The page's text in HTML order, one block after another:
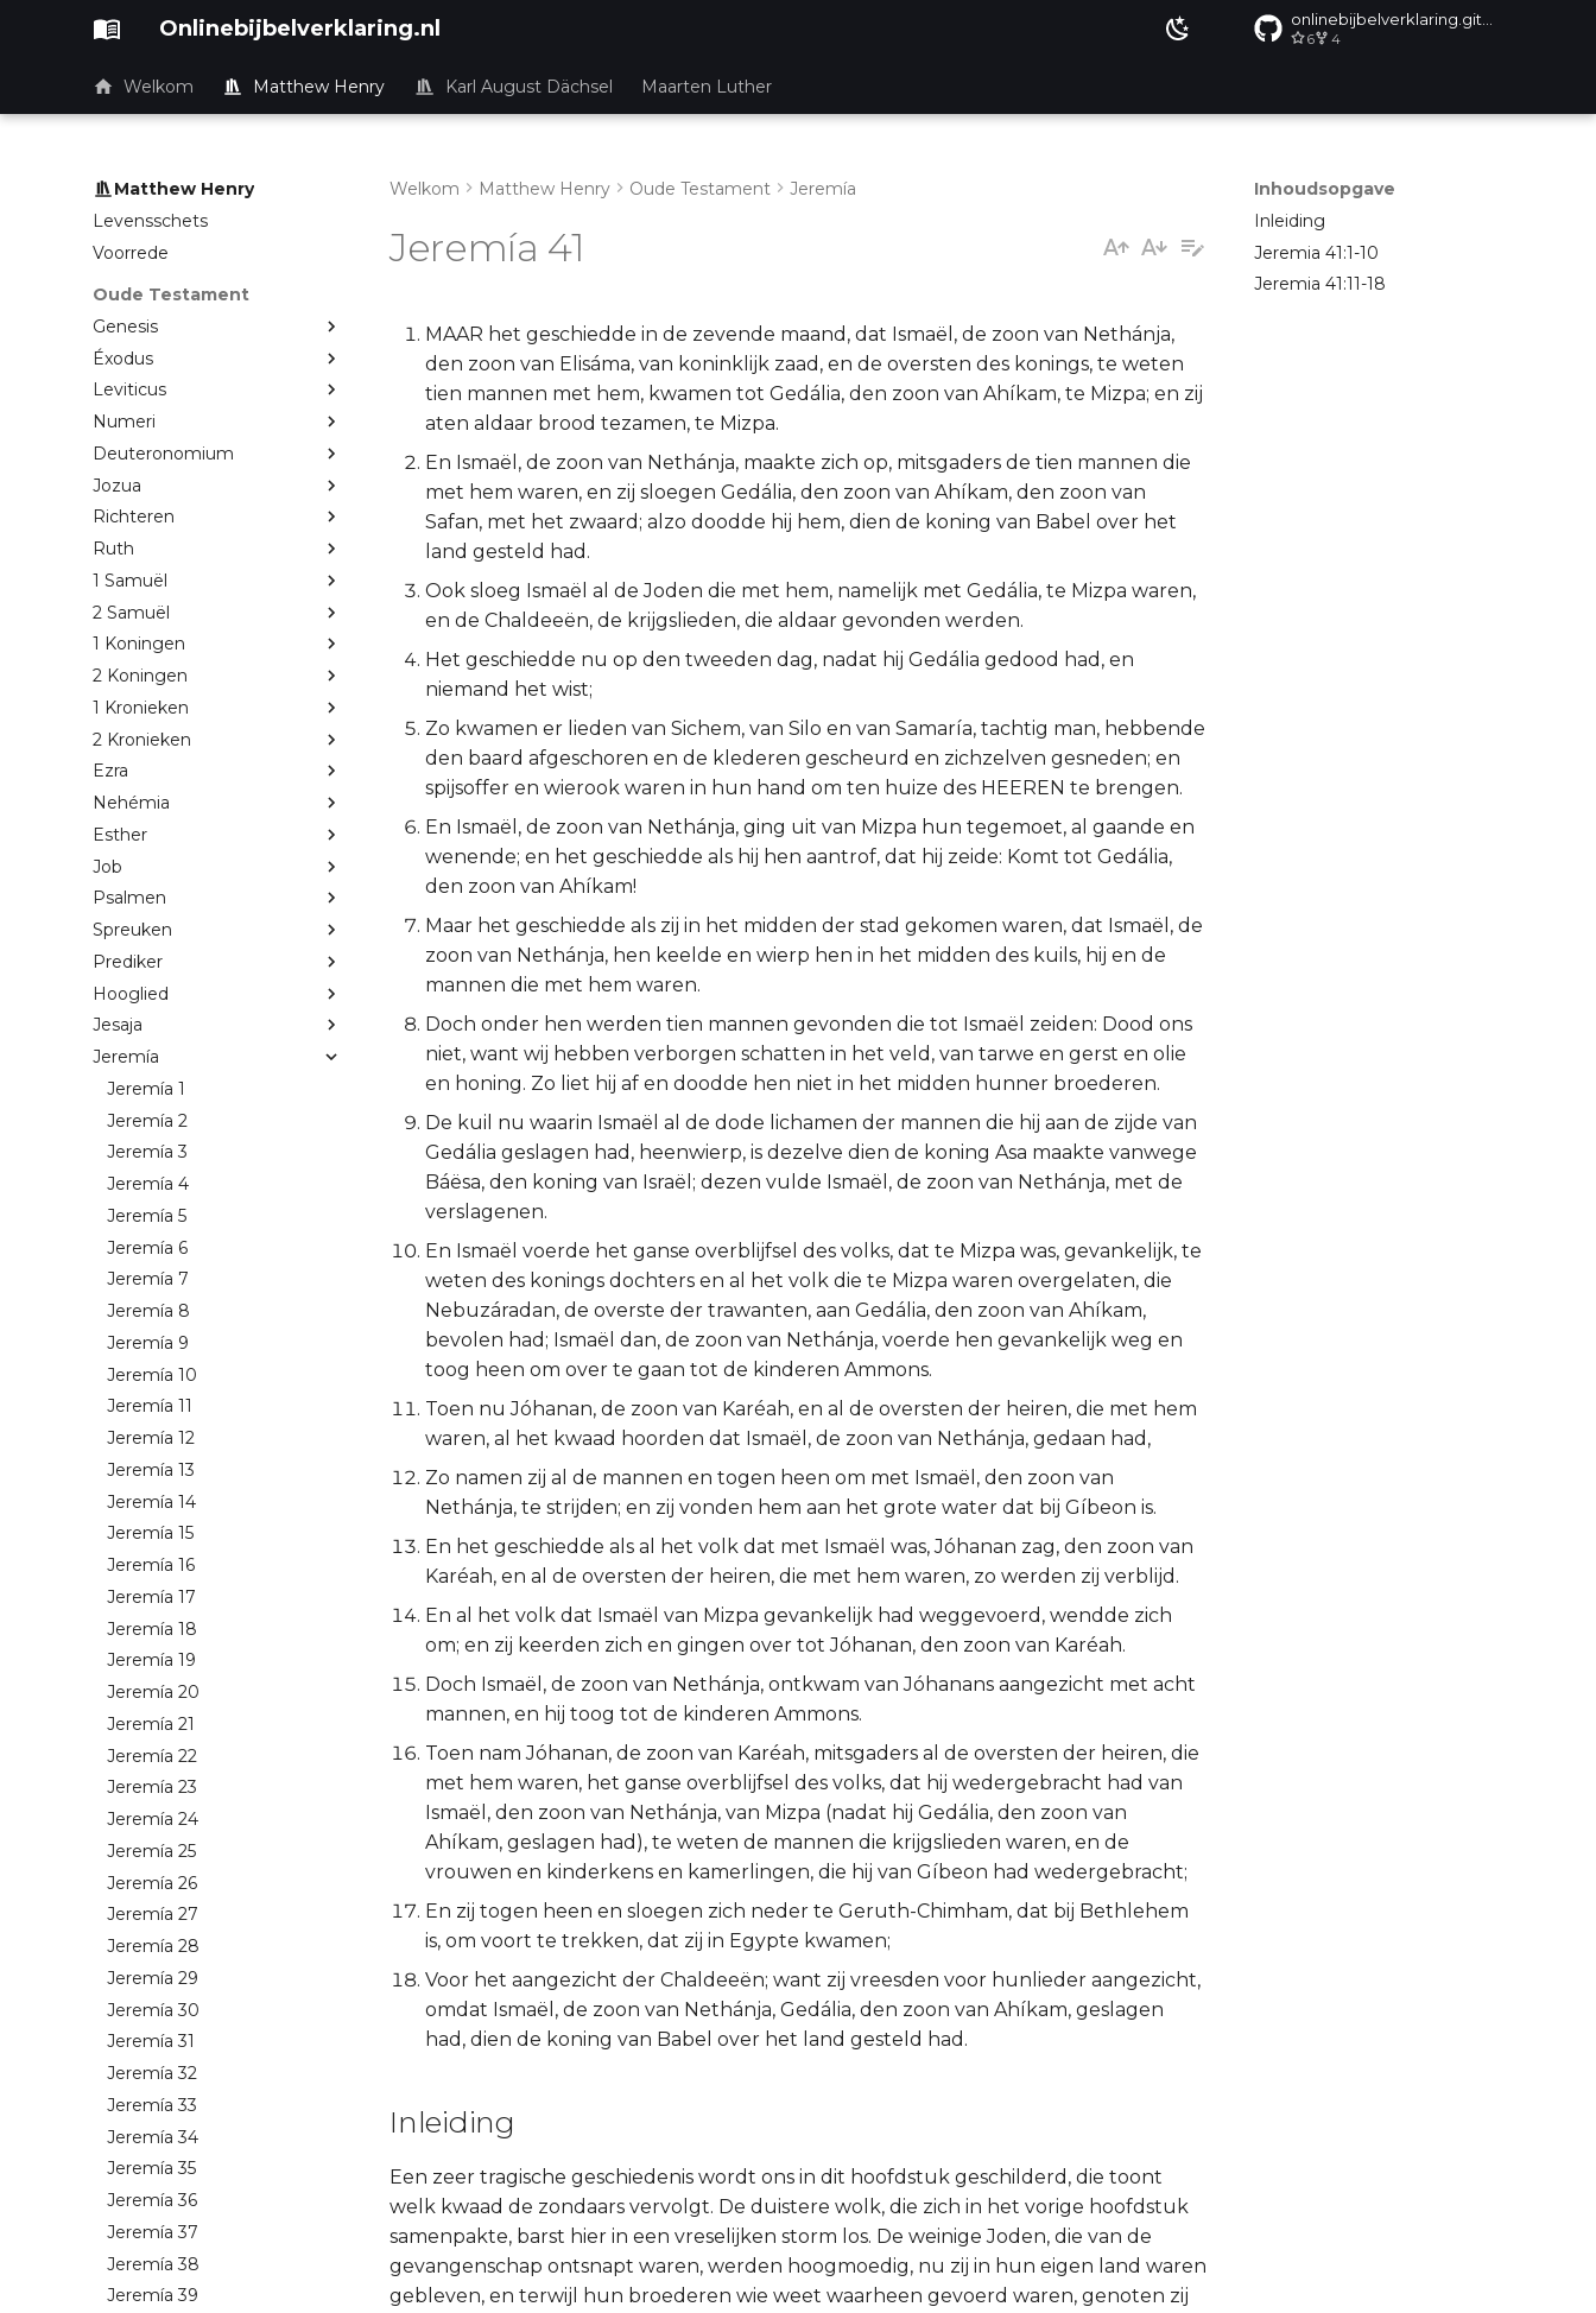
Onlinebijbelverklaring.nl 6 4
Welkom Matthew Henry Karl August Dächsel Maarten Luther
Matthew Henry
Levensschets
Voorrede
Oude Testament
Genesis
Éxodus
Leviticus
Numeri
Deuteronomium
Jozua
Richteren
Ruth
1 Samuël
2 Samuël
1 Koningen
2 Koningen
1 Kronieken
2 Kronieken
Ezra
Nehémia
Esther
Job
Psalmen
Spreuken
Prediker
Hooglied
Jesaja
Jeremía
Jeremía 1
Jeremía 2
Jeremía 3
Jeremía 4
Jeremía 5
Jeremía 6
Jeremía 7
Jeremía 8
Jeremía 9
Jeremía 10
Jeremía 11
Jeremía 12
Jeremía 13
Jeremía 14
Jeremía 15
Jeremía 16
Jeremía 17
Jeremía 18
Jeremía 19
Jeremía 20
Jeremía 21
Jeremía 22
Jeremía 23
Jeremía 24
Jeremía 25
Jeremía 26
Jeremía 27
Jeremía 28
Jeremía 29
Jeremía 30
Jeremía 31
Jeremía 32
Jeremía 33
Jeremía 34
Jeremía 35
Jeremía 36
Jeremía 37
Jeremía 38
Jeremía 39
Inhoudsopgave
Inleiding
Jeremia 41:1-10
Jeremia 41:11-18
Welkom Matthew Henry Oude Testament Jeremía
Jeremía 41
MAAR het geschiedde in de zevende maand, dat Ismaël, de zoon van Nethánja,
den zoon van Elisáma, van koninklijk zaad, en de oversten des konings, te weten
tien mannen met hem, kwamen tot Gedália, den zoon van Ahíkam, te Mizpa; en zij
aten aldaar brood tezamen, te Mizpa.
En Ismaël, de zoon van Nethánja, maakte zich op, mitsgaders de tien mannen die
met hem waren, en zij sloegen Gedália, den zoon van Ahíkam, den zoon van
Safan, met het zwaard; alzo doodde hij hem, dien de koning van Babel over het
land gesteld had.
Ook sloeg Ismaël al de Joden die met hem, namelijk met Gedália, te Mizpa waren,
en de Chaldeeën, de krijgslieden, die aldaar gevonden werden.
Het geschiedde nu op den tweeden dag, nadat hij Gedália gedood had, en
niemand het wist;
Zo kwamen er lieden van Sichem, van Silo en van Samaría, tachtig man, hebbende
den baard afgeschoren en de klederen gescheurd en zichzelven gesneden; en
spijsoffer en wierook waren in hun hand om ten huize des HEEREN te brengen.
En Ismaël, de zoon van Nethánja, ging uit van Mizpa hun tegemoet, al gaande en
wenende; en het geschiedde als hij hen aantrof, dat hij zeide: Komt tot Gedália,
den zoon van Ahíkam!
Maar het geschiedde als zij in het midden der stad gekomen waren, dat Ismaël, de
zoon van Nethánja, hen keelde en wierp hen in het midden des kuils, hij en de
mannen die met hem waren.
Doch onder hen werden tien mannen gevonden die tot Ismaël zeiden: Dood ons
niet, want wij hebben verborgen schatten in het veld, van tarwe en gerst en olie
en honing. Zo liet hij af en doodde hen niet in het midden hunner broederen.
De kuil nu waarin Ismaël al de dode lichamen der mannen die hij aan de zijde van
Gedália geslagen had, heenwierp, is dezelve dien de koning Asa maakte vanwege
Báësa, den koning van Israël; dezen vulde Ismaël, de zoon van Nethánja, met de
verslagenen.
En Ismaël voerde het ganse overblijfsel des volks, dat te Mizpa was, gevankelijk, te
weten des konings dochters en al het volk die te Mizpa waren overgelaten, die
Nebuzáradan, de overste der trawanten, aan Gedália, den zoon van Ahíkam,
bevolen had; Ismaël dan, de zoon van Nethánja, voerde hen gevankelijk weg en
toog heen om over te gaan tot de kinderen Ammons.
Toen nu Jóhanan, de zoon van Karéah, en al de oversten der heiren, die met hem
waren, al het kwaad hoorden dat Ismaël, de zoon van Nethánja, gedaan had,
Zo namen zij al de mannen en togen heen om met Ismaël, den zoon van
Nethánja, te strijden; en zij vonden hem aan het grote water dat bij Gíbeon is.
En het geschiedde als al het volk dat met Ismaël was, Jóhanan zag, den zoon van
Karéah, en al de oversten der heiren, die met hem waren, zo werden zij verblijd.
En al het volk dat Ismaël van Mizpa gevankelijk had weggevoerd, wendde zich
om; en zij keerden zich en gingen over tot Jóhanan, den zoon van Karéah.
Doch Ismaël, de zoon van Nethánja, ontkwam van Jóhanans aangezicht met acht
mannen, en hij toog tot de kinderen Ammons.
Toen nam Jóhanan, de zoon van Karéah, mitsgaders al de oversten der heiren, die
met hem waren, het ganse overblijfsel des volks, dat hij wedergebracht had van
Ismaël, den zoon van Nethánja, van Mizpa (nadat hij Gedália, den zoon van
Ahíkam, geslagen had), te weten de mannen die krijgslieden waren, en de
vrouwen en kinderkens en kamerlingen, die hij van Gíbeon had wedergebracht;
En zij togen heen en sloegen zich neder te Geruth-Chimham, dat bij Bethlehem
is, om voort te trekken, dat zij in Egypte kwamen;
Voor het aangezicht der Chaldeeën; want zij vreesden voor hunlieder aangezicht,
omdat Ismaël, de zoon van Nethánja, Gedália, den zoon van Ahíkam, geslagen
had, dien de koning van Babel over het land gesteld had.
Inleiding
Een zeer tragische geschiedenis wordt ons in dit hoofdstuk geschilderd, die toont
welk kwaad de zondaars vervolgt. De duistere wolk, die zich in het vorige hoofdstuk
samenpakte, barst hier in een vreselijken storm los. De weinige Joden, die van de
gevangenschap ontsnapt waren, werden hoogmoedig, nu zij in hun eigen land waren
gebleven, en terwijl hun broederen wie weet waarheen gevoerd waren, genoten zij